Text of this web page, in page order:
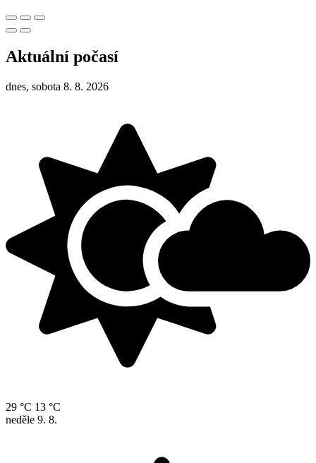
Aktuální počasí
dnes, sobota 8. 8. 2026
29 °C 13 °C
neděle 9. 8.